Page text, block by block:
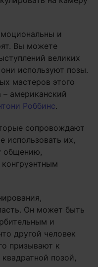
и
Вы можете
великих
используют позы.
мастеров этого
– американский
Роббинс.
сопровождают
использовать их,
общению,
Он может быть
и
другой человек
призывают к
квадратной позой,